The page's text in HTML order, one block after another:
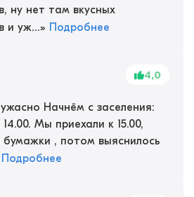
ну нет там вкусных
и уж...» Подробнее
4,0
Начнём с заселения:
Мы приехали к 15.00,
, потом выяснилось
Подробнее